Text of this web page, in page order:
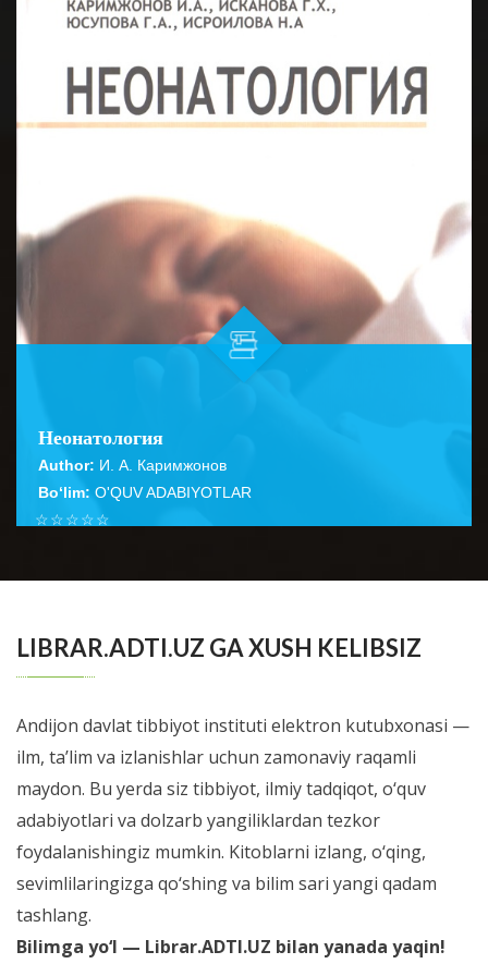
Неонатология
Author: И. А. Каримжонов
Bo‘lim: O'QUV ADABIYOTLAR
☆
☆
☆
☆
☆
LIBRAR.ADTI.UZ GA XUSH KELIBSIZ
Andijon davlat tibbiyot instituti elektron kutubxonasi —
ilm, ta’lim va izlanishlar uchun zamonaviy raqamli
maydon. Bu yerda siz tibbiyot, ilmiy tadqiqot, o‘quv
adabiyotlari va dolzarb yangiliklardan tezkor
foydalanishingiz mumkin. Kitoblarni izlang, o‘qing,
sevimlilaringizga qo‘shing va bilim sari yangi qadam
tashlang.
Bilimga yo‘l — Librar.ADTI.UZ bilan yanada yaqin!